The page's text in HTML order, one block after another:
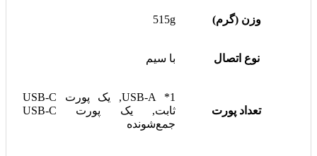
وزن (گرم) 515g
نوع اتصال با سیم
تعداد پورت
1* USB-A, یک پورت USB-C
ثابت, یک پورت USB-C
جمع‌شونده